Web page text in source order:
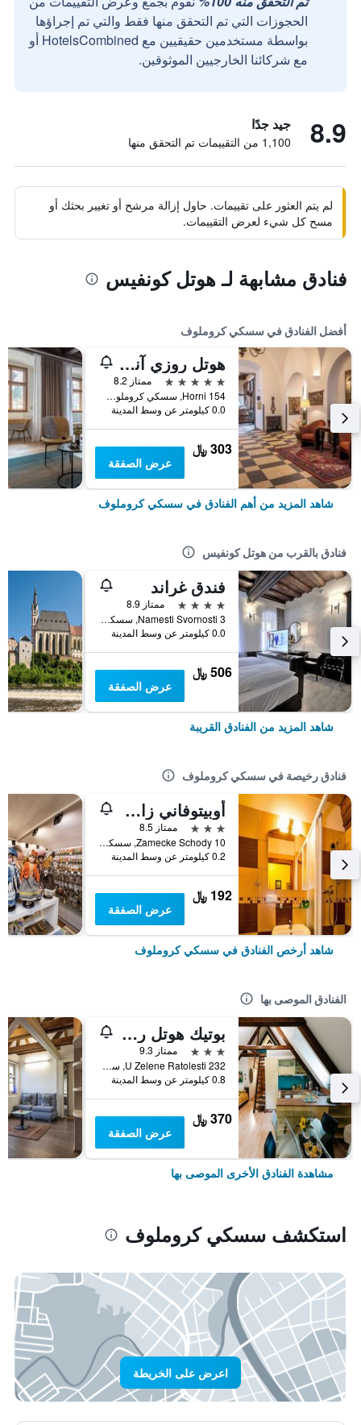
الحجوزات التي تم التحقق منها فقط والتي تم إجراؤها
بواسطة مستخدمين حقيقيين مع HotelsCombined أو
مع شركائنا الخارجيين الموثوقين.
8.9 جيد جدًا
1,100 من التقييمات تم التحقق منها
لم يتم العثور على تقييمات. حاول إزالة مرشح أو تغيير بحثك أو
مسح كل شيء لعرض التقييمات.
فنادق مشابهة لـ هوتل كونفيس
أفضل الفنادق في سسكي كروملوف
هوتل روزي آند ويلنيس
5 نجوم
ممتاز 8.2
Horni 154, سسكي كروملوف, منطقة جنوب بوهيميا, جمهورية التشيك
0.0 كيلومتر عن وسط المدينة
303 ﷼
عرض الصفقة
شاهد المزيد من أهم الفنادق في سسكي كروملوف
فنادق بالقرب من هوتل كونفيس
فندق غراند
4 نجوم
ممتاز 8.9
Namesti Svornosti 3, سسكي كروملوف, منطقة جنوب بوهيميا, جمهورية التشيك
0.0 كيلومتر عن وسط المدينة
506 ﷼
عرض الصفقة
شاهد المزيد من الفنادق القريبة
فنادق رخيصة في سسكي كروملوف
أوبيتوفاني زاميتسكي شودي
3 نجوم
ممتاز 8.5
Zamecke Schody 10, سسكي كروملوف, منطقة جنوب بوهيميا, جمهورية التشيك
0.2 كيلومتر عن وسط المدينة
192 ﷼
عرض الصفقة
شاهد أرخص الفنادق في سسكي كروملوف
الفنادق الموصى بها
بوتيك هوتل رومانتيك
3 نجوم
ممتاز 9.3
U Zelene Ratolesti 232, سسكي كروملوف, منطقة جنوب بوهيميا, جمهورية التشيك
0.8 كيلومتر عن وسط المدينة
370 ﷼
عرض الصفقة
مشاهدة الفنادق الأخرى الموصى بها
استكشف سسكي كروملوف
اعرض على الخريطة